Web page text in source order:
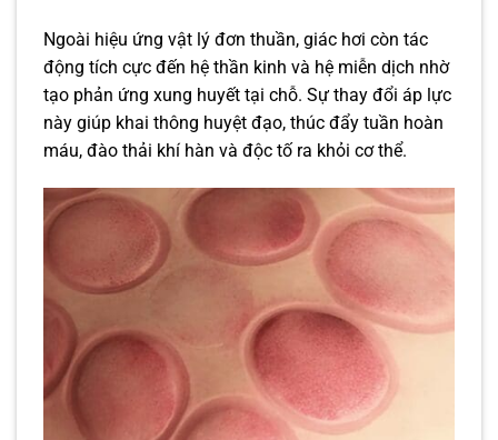
Ngoài hiệu ứng vật lý đơn thuần, giác hơi còn tác
động tích cực đến hệ thần kinh và hệ miễn dịch nhờ
tạo phản ứng xung huyết tại chỗ. Sự thay đổi áp lực
này giúp khai thông huyệt đạo, thúc đẩy tuần hoàn
máu, đào thải khí hàn và độc tố ra khỏi cơ thể.